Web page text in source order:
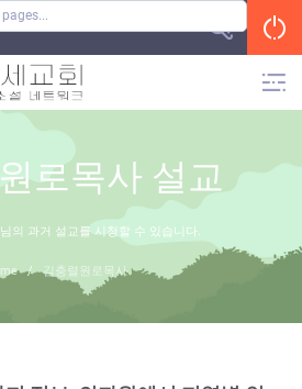
로목사 설교
의 과거 설교를 시청할 수 있습니다.
/ 김충렬원로목사